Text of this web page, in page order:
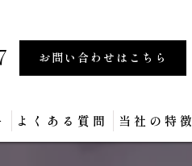
お問い合わせはこちら
よくある質問 当社の特徴